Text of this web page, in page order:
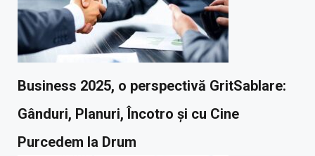
Business 2025, o perspectivă GritSablare:
Gânduri, Planuri, Încotro și cu Cine
Purcedem la Drum